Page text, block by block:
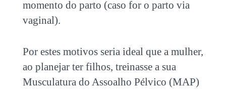
momento do parto (caso for o parto via
vaginal).
Por estes motivos seria ideal que a mulher,
ao planejar ter filhos, treinasse a sua
Musculatura do Assoalho Pélvico (MAP)